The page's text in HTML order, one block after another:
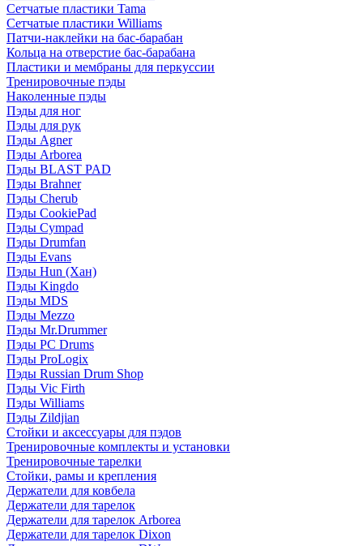
Сетчатые пластики Tama
Сетчатые пластики Williams
Патчи-наклейки на бас-барабан
Кольца на отверстие бас-барабана
Пластики и мембраны для перкуссии
Тренировочные пэды
Наколенные пэды
Пэды для ног
Пэды для рук
Пэды Agner
Пэды Arborea
Пэды BLAST PAD
Пэды Brahner
Пэды Cherub
Пэды CookiePad
Пэды Cympad
Пэды Drumfan
Пэды Evans
Пэды Hun (Хан)
Пэды Kingdo
Пэды MDS
Пэды Mezzo
Пэды Mr.Drummer
Пэды PC Drums
Пэды ProLogix
Пэды Russian Drum Shop
Пэды Vic Firth
Пэды Williams
Пэды Zildjian
Стойки и аксессуары для пэдов
Тренировочные комплекты и установки
Тренировочные тарелки
Стойки, рамы и крепления
Держатели для ковбела
Держатели для тарелок
Держатели для тарелок Arborea
Держатели для тарелок Dixon